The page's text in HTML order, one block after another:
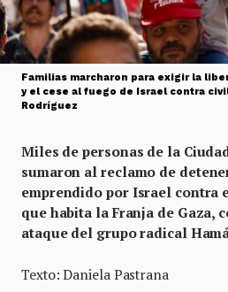
Familias marcharon para exigir la
y el cese al fuego de Israel contra
Rodríguez
Miles de personas de la
sumaron al reclamo de
emprendido por Israel contra
que habita la Franja de Gaza,
ataque del grupo radical
Texto: Daniela Pastrana